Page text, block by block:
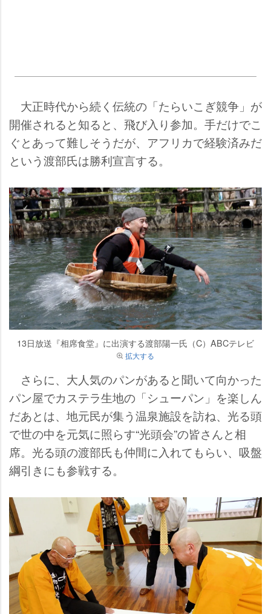
大正時代から続く伝統の「たらいこぎ競争」が
開催されると知ると、飛び入り参加。手だけでこ
ぐとあって難しそうだが、アフリカで経験済みだ
という渡部氏は勝利宣言する。
13日放送『相席食堂』に出演する渡部陽一氏（C）ABCテレビ
拡大する
さらに、大人気のパンがあると聞いて向かった
パン屋でカステラ生地の「シューパン」を楽しん
だあとは、地元民が集う温泉施設を訪ね、光る頭
で世の中を元気に照らす“光頭会”の皆さんと相
席。光る頭の渡部氏も仲間に入れてもらい、吸盤
綱引きにも参戦する。